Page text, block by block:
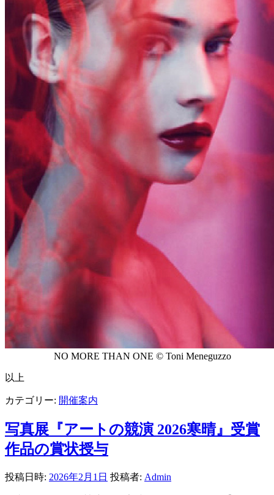
NO MORE THAN ONE © Toni Meneguzzo
以上
カテゴリー: 開催案内
写真展『アートの競演 2026寒晴』受賞
作品の賞状授与
投稿日時: 2026年2月1日 投稿者: Admin